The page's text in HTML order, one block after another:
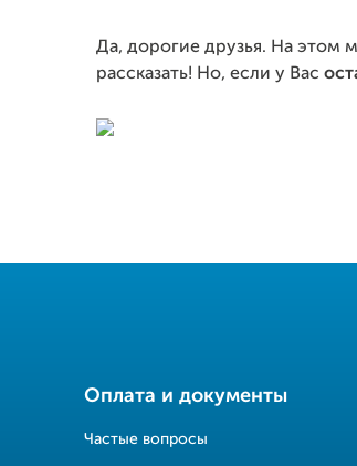
Да, дорогие друзья. На этом
рассказать! Но, если у Вас
Оплата и документы
Частые вопросы